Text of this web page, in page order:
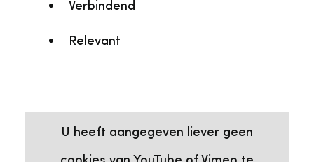
Verbindend
Relevant
Bekijk de video op YouTube
U heeft aangegeven liever geen